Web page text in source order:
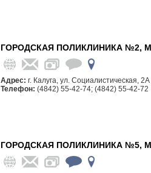
ГОРОДСКАЯ ПОЛИКЛИНИКА №2,
Адрес: г. Калуга, ул. Социалистическая, 2А
Телефон: (4842) 55-42-74; (4842) 55-42-72
ГОРОДСКАЯ ПОЛИКЛИНИКА №5,